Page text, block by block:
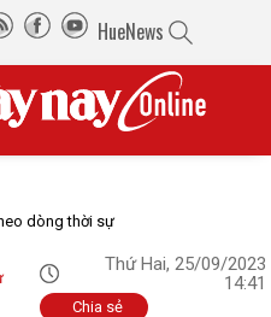
HueNews
dòng thời sự
Thứ Hai, 25/09/2023
14:41
Chia sẻ